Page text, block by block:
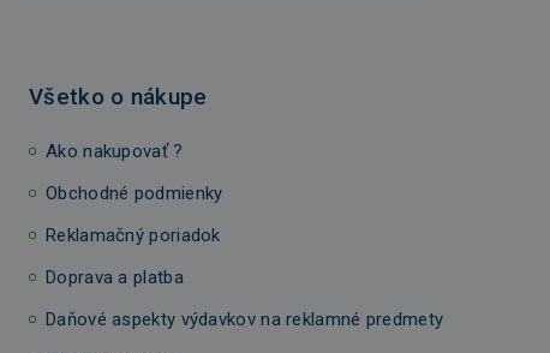
Všetko o nákupe
Ako nakupovať ?
Obchodné podmienky
Reklamačný poriadok
Doprava a platba
Daňové aspekty výdavkov na reklamné predmety